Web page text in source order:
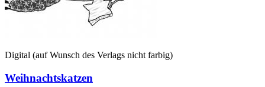
Digital (auf Wunsch des Verlags nicht farbig)
Weihnachtskatzen